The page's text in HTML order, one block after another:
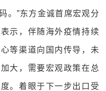
。”东方金诚首席宏观分
示，伴随海外疫情持续
等渠道向国内传导，未
大，需要宏观政策在总
。着眼于下一步出口受